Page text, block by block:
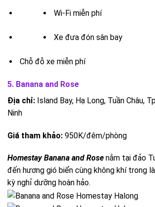
Wi-Fi miễn phí
Xe đưa đón sân bay
Chỗ đỗ xe miễn phí
5. Banana and Rose
Địa chỉ: Island Bay, Hạ Long, Tuần Châu,
Ninh
Giá tham khảo: 950K/đêm/phòng
Homestay Banana and Rose nằm tại đảo
đến hương gió biển cùng không khí trong
kỳ nghỉ dưỡng hoàn hảo.